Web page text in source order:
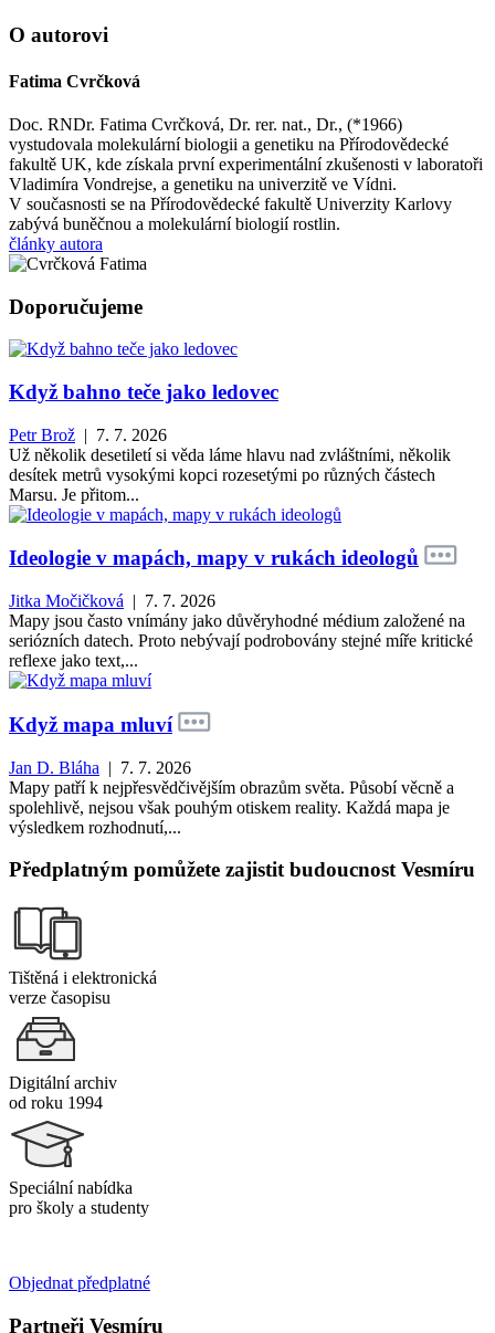
O autorovi
Fatima Cvrčková
Doc. RNDr. Fatima Cvrčková, Dr. rer. nat., Dr., (*1966)
vystudovala molekulární biologii a genetiku na Přírodovědecké
fakultě UK, kde získala první experimentální zkušenosti v laboratoři
Vladimíra Vondrejse, a genetiku na univerzitě ve Vídni.
V současnosti se na Přírodovědecké fakultě Univerzity Karlovy
zabývá buněčnou a molekulární biologií rostlin.
články autora
Doporučujeme
Když bahno teče jako ledovec
Petr Brož | 7. 7. 2026
Už několik desetiletí si věda láme hlavu nad zvláštními, několik
desítek metrů vysokými kopci rozesetými po různých částech
Marsu. Je přitom...
Ideologie v mapách, mapy v rukách ideologů
Jitka Močičková | 7. 7. 2026
Mapy jsou často vnímány jako důvěryhodné médium založené na
seriózních datech. Proto nebývají podrobovány stejné míře kritické
reflexe jako text,...
Když mapa mluví
Jan D. Bláha | 7. 7. 2026
Mapy patří k nejpřesvědčivějším obrazům světa. Působí věcně a
spolehlivě, nejsou však pouhým otiskem reality. Každá mapa je
výsledkem rozhodnutí,...
Předplatným pomůžete zajistit budoucnost Vesmíru
Tištěná i elektronická
verze časopisu
Digitální archiv
od roku 1994
Speciální nabídka
pro školy a studenty
Objednat předplatné
Partneři Vesmíru